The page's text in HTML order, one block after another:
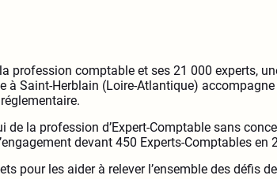
profession comptable et ses 21 000 experts,
à Saint-Herblain (Loire-Atlantique)
de la profession d’Expert-Comptable sans
devant 450 Experts-Comptables en
pour les aider à relever l’ensemble des défis